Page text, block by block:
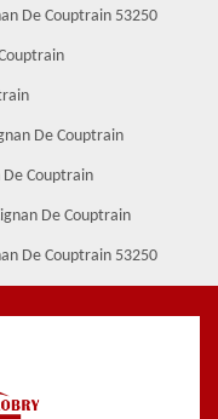
De Couptrain 53250
De Couptrain
Couptrain
De Couptrain
De Couptrain 53250